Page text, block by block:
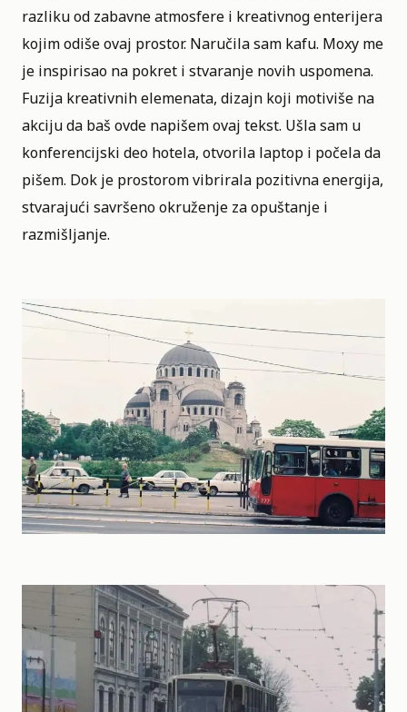
razliku od zabavne atmosfere i kreativnog enterijera
kojim odiše ovaj prostor. Naručila sam kafu. Moxy me
je inspirisao na pokret i stvaranje novih uspomena.
Fuzija kreativnih elemenata, dizajn koji motiviše na
akciju da baš ovde napišem ovaj tekst. Ušla sam u
konferencijski deo hotela, otvorila laptop i počela da
pišem. Dok je prostorom vibrirala pozitivna energija,
stvarajući savršeno okruženje za opuštanje i
razmišljanje.